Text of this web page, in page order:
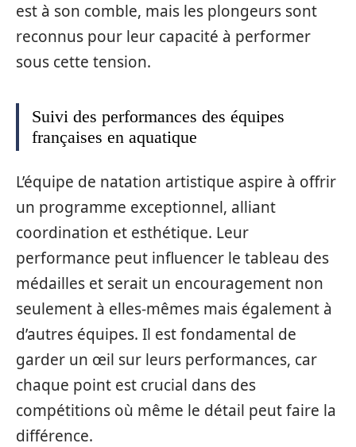
est à son comble, mais les plongeurs sont
reconnus pour leur capacité à performer
sous cette tension.
Suivi des performances des équipes
françaises en aquatique
L’équipe de natation artistique aspire à offrir
un programme exceptionnel, alliant
coordination et esthétique. Leur
performance peut influencer le tableau des
médailles et serait un encouragement non
seulement à elles-mêmes mais également à
d’autres équipes. Il est fondamental de
garder un œil sur leurs performances, car
chaque point est crucial dans des
compétitions où même le détail peut faire la
différence.